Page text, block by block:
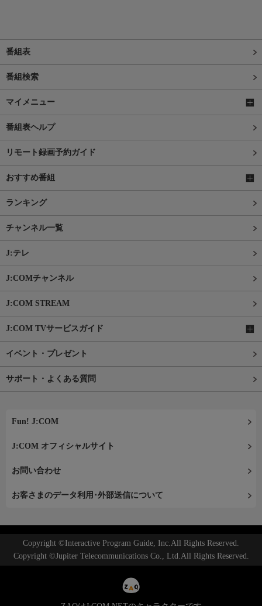
番組表
番組検索
マイメニュー
番組表ヘルプ
リモート録画予約ガイド
おすすめ番組
ランキング
チャンネル一覧
J:テレ
J:COMチャンネル
J:COM STREAM
J:COM TVサービスガイド
イベント・プレゼント
サポート・よくある質問
Fun! J:COM
J:COM オフィシャルサイト
お問い合わせ
お客さまのデータ利用･外部送信について
Copyright ©Interactive Program Guide, Inc.All Rights Reserved.
Copyright ©Jupiter Telecommunications Co., Ltd.All Rights Reserved.